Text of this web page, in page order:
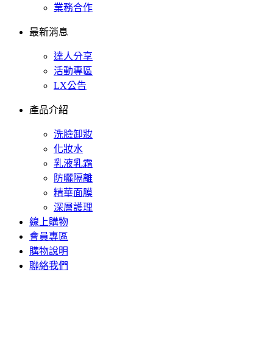
業務合作
最新消息
達人分享
活動專區
LX公告
產品介紹
洗臉卸妝
化妝水
乳液乳霜
防曬隔離
精華面膜
深層護理
線上購物
會員專區
購物說明
聯絡我們